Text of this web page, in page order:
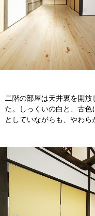
二階の部屋は天井裏を開
た。しっくいの白と、古
としていながらも、やわら